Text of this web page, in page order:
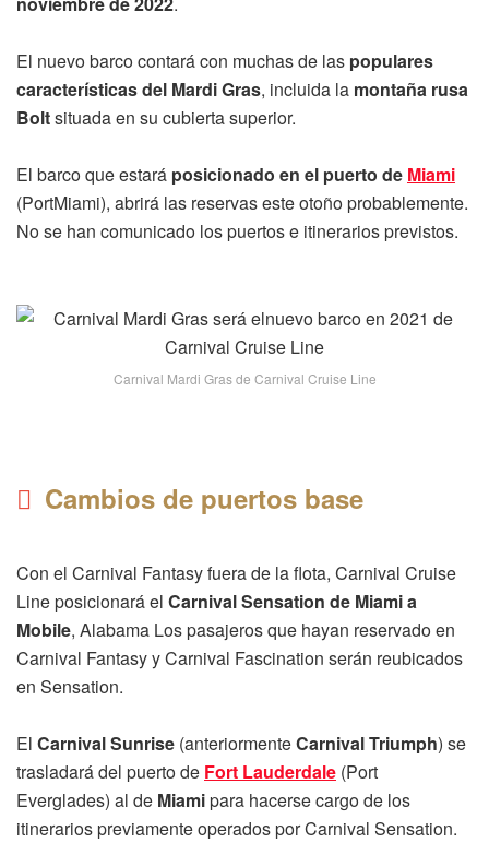
El nuevo barco contará con muchas de las populares
características del Mardi Gras, incluida la montaña rusa
Boltsituada en su cubierta superior.
El barco que estará posicionado en el puerto de Miami
(PortMiami), abrirá las reservas este otoño probablemente.
No se han comunicado los puertos e itinerarios previstos.
Carnival Mardi Gras de Carnival Cruise Line
Cambios de puertos base
Con el Carnival Fantasy fuera de la flota, Carnival Cruise
Line posicionará el Carnival Sensation de Miami a
Mobile, Alabama Los pasajeros que hayan reservado en
Carnival Fantasy y Carnival Fascination serán reubicados
en Sensation.
El Carnival Sunrise (anteriormenteCarnival Triumph) se
trasladará del puerto de Fort Lauderdale (Port
Everglades) al de Miamipara hacerse cargo de los
itinerarios previamente operados por Carnival Sensation.